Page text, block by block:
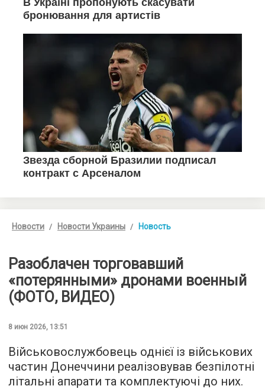
Новости Новости Украины Новость
Разоблачен торговавший
«потерянными» дронами военный
(ФОТО, ВИДЕО)
8 июн 2026, 13:51
Військовослужбовець однієї із військових
частин Донеччини реалізовував безпілотні
літальні апарати та комплектуючі до них.